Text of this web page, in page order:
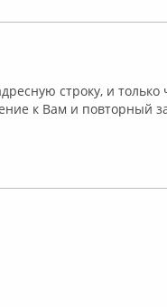
строку, и только
к Вам и повторный